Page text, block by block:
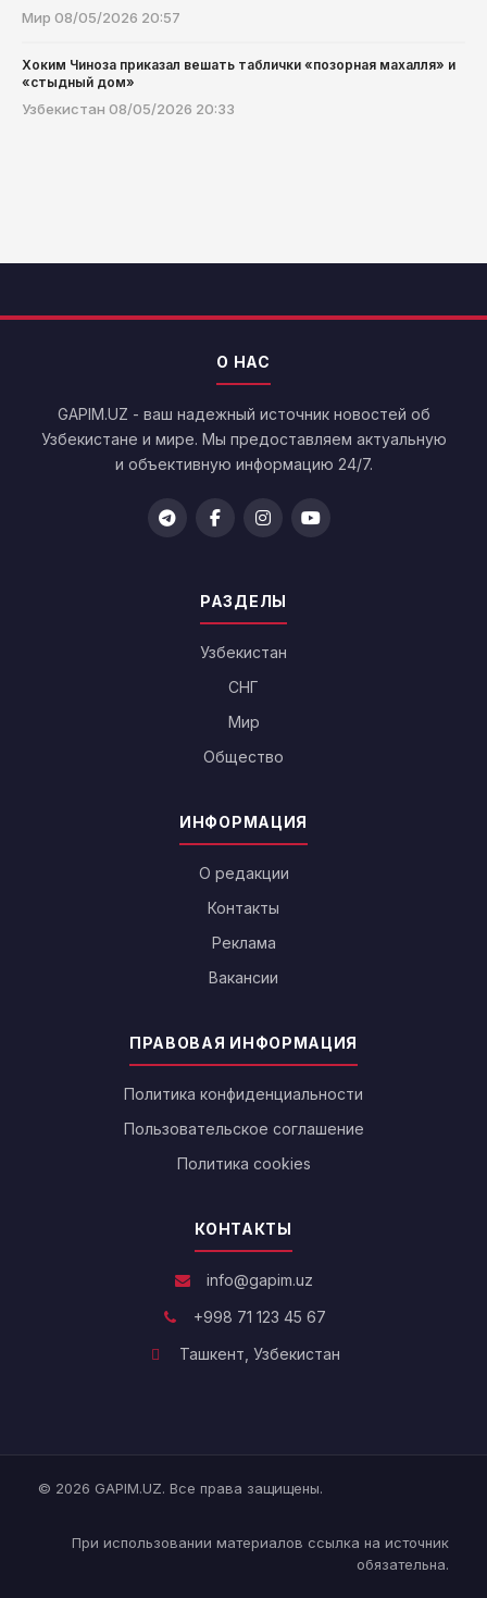
Мир 08/05/2026 20:57
Хоким Чиноза приказал вешать таблички «позорная махалля» и
«стыдный дом»
Узбекистан 08/05/2026 20:33
О НАС
GAPIM.UZ - ваш надежный источник новостей об
Узбекистане и мире. Мы предоставляем актуальную
и объективную информацию 24/7.
РАЗДЕЛЫ
Узбекистан
СНГ
Мир
Общество
ИНФОРМАЦИЯ
О редакции
Контакты
Реклама
Вакансии
ПРАВОВАЯ ИНФОРМАЦИЯ
Политика конфиденциальности
Пользовательское соглашение
Политика cookies
КОНТАКТЫ
info@gapim.uz
+998 71 123 45 67
Ташкент, Узбекистан
© 2026 GAPIM.UZ. Все права защищены.
При использовании материалов ссылка на источник
обязательна.